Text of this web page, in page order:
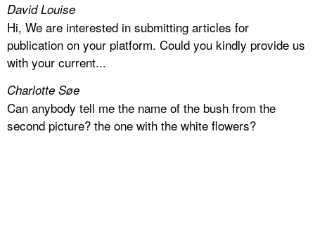
David Louise
Hi, We are interested in submitting articles for
publication on your platform. Could you kindly provide us
with your current...
Charlotte Søe
Can anybody tell me the name of the bush from the
second picture? the one with the white flowers?